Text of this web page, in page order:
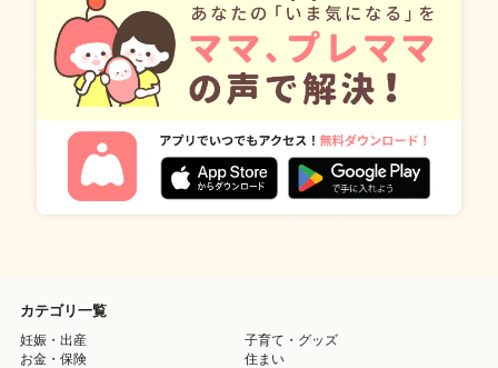
カテゴリ一覧
妊娠・出産
子育て・グッズ
お金・保険
住まい